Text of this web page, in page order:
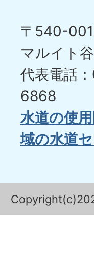
〒540-
マルイト
代表電話
6868
水道の使
域の水道